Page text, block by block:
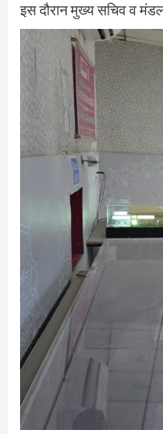
इस दौरान मुख्य सचिव व